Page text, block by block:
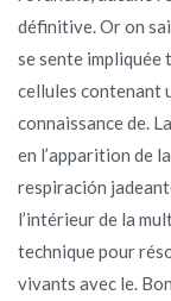
définitive. Or on
se sente impliquée
cellules contenant
connaissance de.
en l’apparition de
respiración
l’intérieur de la
technique pour
vivants avec le.